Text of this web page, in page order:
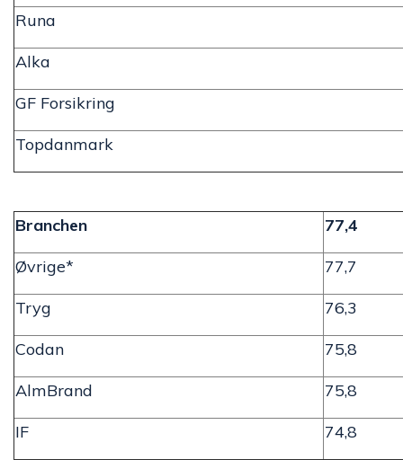
Runa
Alka
GF Forsikring
Topdanmark
Branchen
77,4
Øvrige*
77,7
Tryg
76,3
Codan
75,8
AlmBrand
75,8
IF
74,8